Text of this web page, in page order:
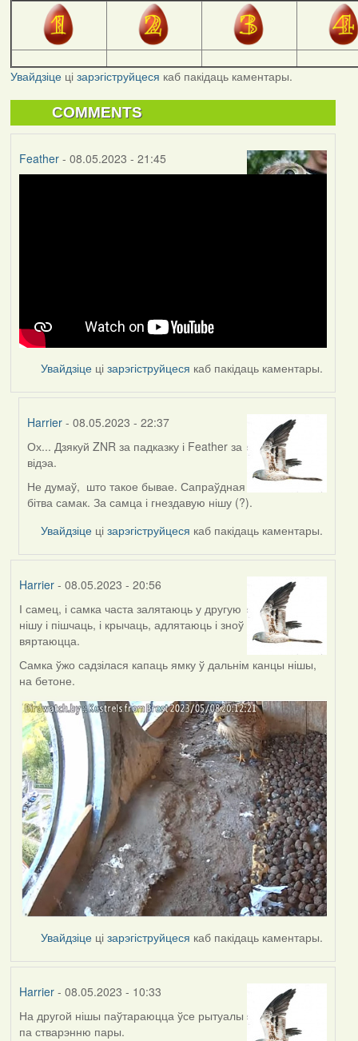
Увайдзіцеці зарэгіструйцеся каб пакідаць каментары.
COMMENTS
Feather- 08.05.2023 - 21:45
Увайдзіце цізарэгіструйцеся каб пакідаць каментары.
Harrier - 08.05.2023 - 22:37
In
reply
to
by
Ох... Дзякуй ZNR за падказку і Feather за
відэа.
Не думаў, што такое бывае. Сапраўдная
бітва самак. За самца і гнездавую нішу (?).
Увайдзіце цізарэгіструйцеся каб пакідаць каментары.
Harrier- 08.05.2023 - 20:56
І самец, і самка часта залятаюць у другую
нішу і пішчаць, і крычаць, адлятаюць і зноў
вяртаюцца.
Самка ўжо садзілася капаць ямку ў дальнім канцы нішы,
на бетоне.
Увайдзіце цізарэгіструйцеся каб пакідаць каментары.
Harrier- 08.05.2023 - 10:33
На другой нішы паўтараюцца ўсе рытуалы
па стварэнню пары.